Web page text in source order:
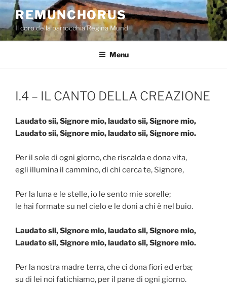
Salta
contenuto
REMUNCHORUS
Il coro della parrocchia Regina Mundi
Menu
I.4 – IL CANTO DELLA CREAZIONE
Laudato sii, Signore mio, laudato sii, Signore mio,
Laudato sii, Signore mio, laudato sii, Signore mio.
Per il sole di ogni giorno, che riscalda e dona vita,
egli illumina il cammino, di chi cerca te, Signore,
Per la luna e le stelle, io le sento mie sorelle;
le hai formate su nel cielo e le doni a chi è nel buio.
Laudato sii, Signore mio, laudato sii, Signore mio,
Laudato sii, Signore mio, laudato sii, Signore mio.
Per la nostra madre terra, che ci dona fiori ed erba;
su di lei noi fatichiamo, per il pane di ogni giorno.